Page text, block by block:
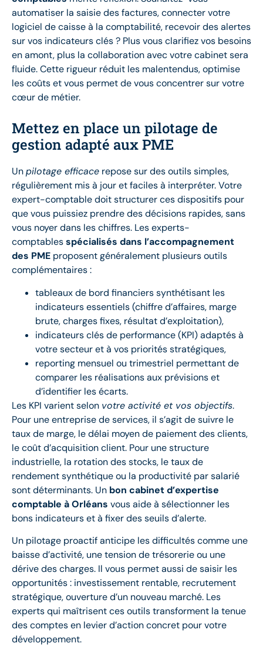
automatiser la saisie des factures, connecter votre
logiciel de caisse à la comptabilité, recevoir des alertes
sur vos indicateurs clés ? Plus vous clarifiez vos besoins
en amont, plus la collaboration avec votre cabinet sera
fluide. Cette rigueur réduit les malentendus, optimise
les coûts et vous permet de vous concentrer sur votre
cœur de métier.
Mettez en place un pilotage de
gestion adapté aux PME
Unpilotage efficace repose sur des outils simples,
régulièrement mis à jour et faciles à interpréter. Votre
expert-comptable doit structurer ces dispositifs pour
que vous puissiez prendre des décisions rapides, sans
vous noyer dans les chiffres. Les experts-
comptablesspécialisés dans l’accompagnement
des PME proposent généralement plusieurs outils
complémentaires :
tableaux de bord financiers synthétisant les
indicateurs essentiels (chiffre d’affaires, marge
brute, charges fixes, résultat d’exploitation),
indicateurs clés de performance (KPI) adaptés à
votre secteur et à vos priorités stratégiques,
reporting mensuel ou trimestriel permettant de
comparer les réalisations aux prévisions et
d’identifier les écarts.
Les KPI varient selon votre activité et vos objectifs.
Pour une entreprise de services, il s’agit de suivre le
taux de marge, le délai moyen de paiement des clients,
le coût d’acquisition client. Pour une structure
industrielle, la rotation des stocks, le taux de
rendement synthétique ou la productivité par salarié
sont déterminants. Un bon cabinet d’expertise
comptable à Orléans vous aide à sélectionner les
bons indicateurs et à fixer des seuils d’alerte.
Un pilotage proactif anticipe les difficultés comme une
baisse d’activité, une tension de trésorerie ou une
dérive des charges. Il vous permet aussi de saisir les
opportunités : investissement rentable, recrutement
stratégique, ouverture d’un nouveau marché. Les
experts qui maîtrisent ces outils transforment la tenue
des comptes en levier d’action concret pour votre
développement.